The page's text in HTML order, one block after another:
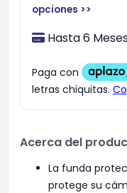
opciones >>
Hasta 6
Acerca del
La funda
protege su